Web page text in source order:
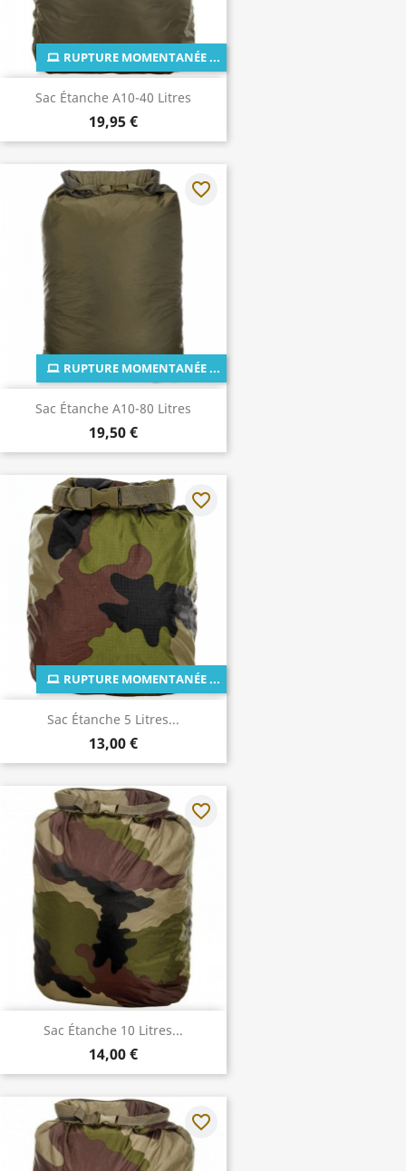
Sac Étanche A10-40 Litres
19,95 €
RUPTURE MOMENTANÉE ...
Sac Étanche A10-80 Litres
19,50 €
RUPTURE MOMENTANÉE ...
favorite_border
Sac Étanche 5 Litres...
13,00 €
RUPTURE MOMENTANÉE ...
favorite_border
Sac Étanche 10 Litres...
14,00 €
favorite_border
favorite_border